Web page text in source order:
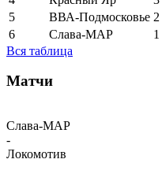
5
ВВА-Подмосковье 2
6
Слава-МАР 1
Вся таблица
Матчи
Слава-МАР
-
Локомотив